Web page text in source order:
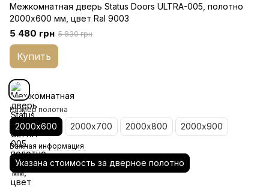
Межкомнатная дверь Status Doors ULTRA-005, полотно
2000х600 мм, цвет Ral 9003
5 480 грн 5 830 грн
Купить
Размер полотна
2000х600 2000х700 2000х800 2000х900
Важная информация
Указана стоимость за дверное полотно